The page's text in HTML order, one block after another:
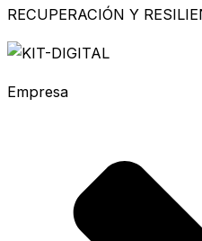
RECUPERACIÓN Y
Empresa